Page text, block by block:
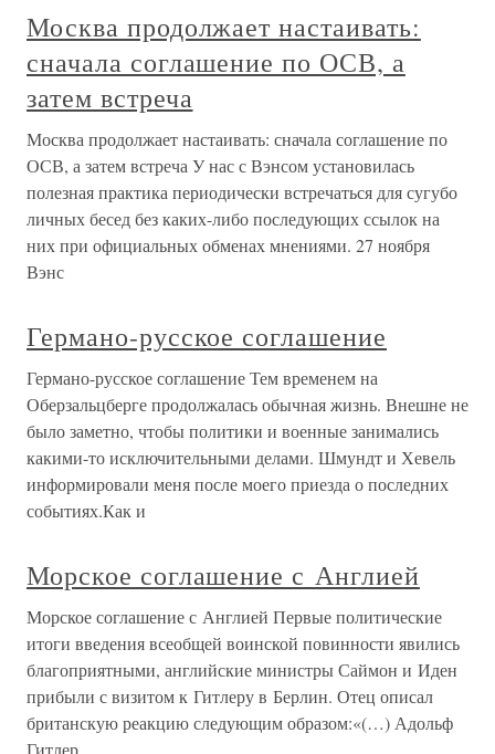
Москва продолжает настаивать:
сначала соглашение по ОСВ, а
затем встреча
Москва продолжает настаивать: сначала соглашение по
ОСВ, а затем встреча У нас с Вэнсом установилась
полезная практика периодически встречаться для сугубо
личных бесед без каких-либо последующих ссылок на
них при официальных обменах мнениями. 27 ноября
Вэнс
Германо-русское соглашение
Германо-русское соглашение Тем временем на
Оберзальцберге продолжалась обычная жизнь. Внешне не
было заметно, чтобы политики и военные занимались
какими-то исключительными делами. Шмундт и Хевель
информировали меня после моего приезда о последних
событиях.Как и
Морское соглашение с Англией
Морское соглашение с Англией Первые политические
итоги введения всеобщей воинской повинности явились
благоприятными, английские министры Саймон и Иден
прибыли с визитом к Гитлеру в Берлин. Отец описал
британскую реакцию следующим образом:«(…) Адольф